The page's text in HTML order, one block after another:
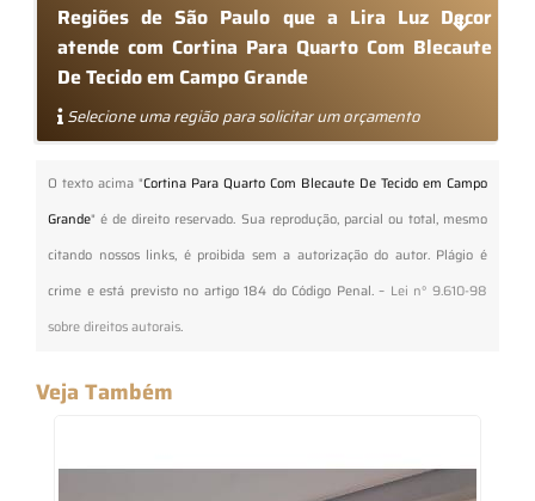
Regiões de São Paulo que a Lira Luz Decor
atende com Cortina Para Quarto Com Blecaute
De Tecido em Campo Grande
Selecione uma região para solicitar um orçamento
O texto acima "Cortina Para Quarto Com Blecaute De Tecido em Campo
Grande" é de direito reservado. Sua reprodução, parcial ou total, mesmo
citando nossos links, é proibida sem a autorização do autor. Plágio é
crime e está previsto no artigo 184 do Código Penal. – Lei n° 9.610-98
sobre direitos autorais.
Veja Também